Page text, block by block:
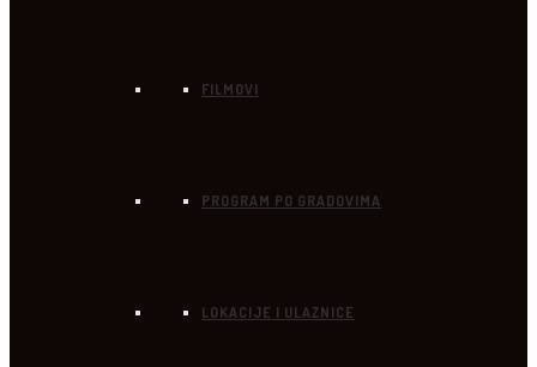
FILMOVI
PROGRAM PO GRADOVIMA
LOKACIJE I ULAZNICE